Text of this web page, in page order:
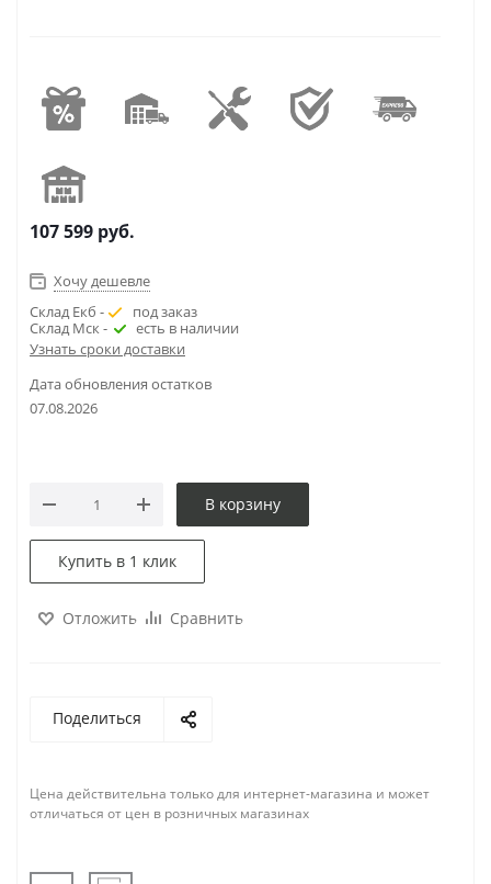
107 599 руб.
Хочу дешевле
Склад Екб -
под заказ
Склад Мск -
есть в наличии
Узнать сроки доставки
Дата обновления остатков
07.08.2026
В корзину
Купить в 1 клик
Отложить Сравнить
Поделиться
Цена действительна только для интернет-магазина и может
отличаться от цен в розничных магазинах